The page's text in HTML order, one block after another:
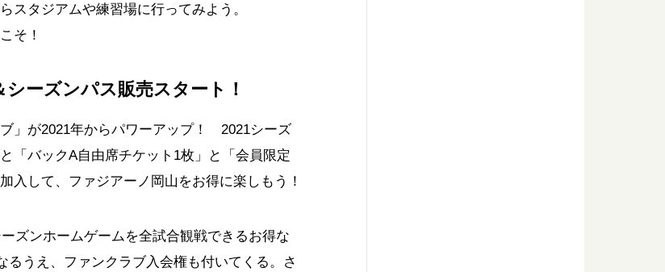
スタジアムや練習場に行ってみよう。
そ！
ーズンパス販売スタート！
」が2021年からパワーアップ！ 2021シーズ
「バックA自由席チケット1枚」と「会員限定
入して、ファジアーノ岡山をお得に楽しもう！
ズンホームゲームを全試合観戦できるお得な
うえ、ファンクラブ入会権も付いてくる。さ